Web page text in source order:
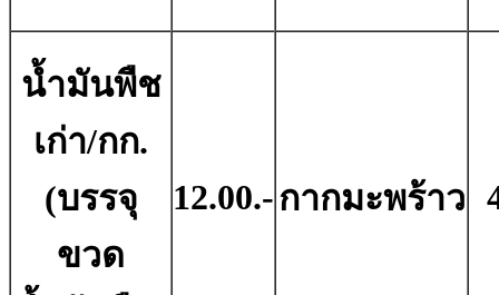
น้ำมันพืช
เก่า/กก.
(บรรจุ
ขวด
12.00.-กากมะพร้าว